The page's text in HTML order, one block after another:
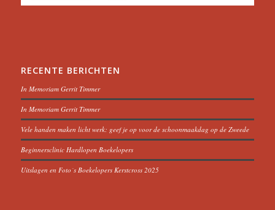
RECENTE BERICHTEN
In Memoriam Gerrit Timmer
In Memoriam Gerrit Timmer
Vele handen maken licht werk: geef je op voor de schoonmaakdag op de Zweede
Beginnersclinic Hardlopen Boekelopers
Uitslagen en Foto´s Boekelopers Kerstcross 2025